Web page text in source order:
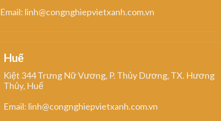
Email: linh@congnghiepvietxanh.com.vn
Huế
Kiệt 344 Trưng Nữ Vương, P. Thủy Dương, TX. Hương
Thủy, Huế
Email: linh@congnghiepvietxanh.com.vn